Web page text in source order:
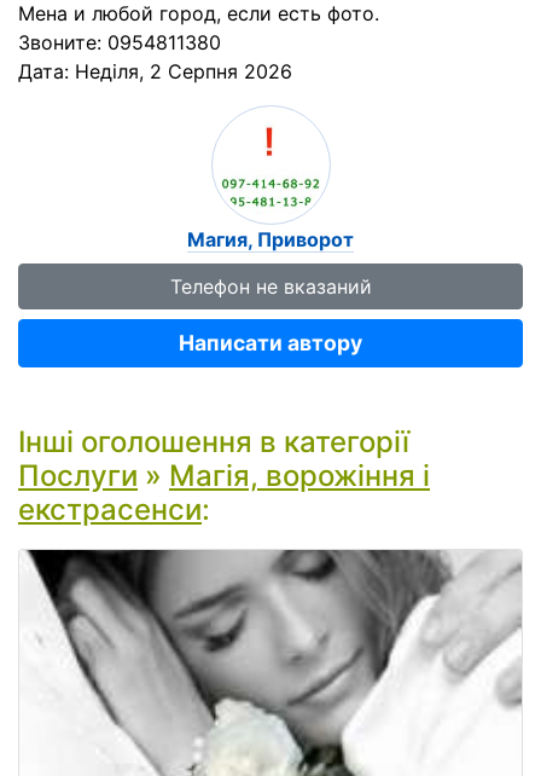
Мена и любой город, если есть фото.
Звоните: 0954811380
Дата: Неділя, 2 Серпня 2026
Магия, Приворот
Телефон не вказаний
Написати автору
Інші оголошення в категорії
Послуги » Магія, ворожіння і
екстрасенси: